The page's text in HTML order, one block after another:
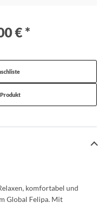
€ *
komfortabel und
Global Felipa. Mit